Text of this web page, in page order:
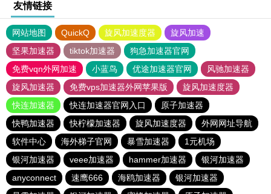
友情链接
网站地图 QuickQ 旋风加速度器
旋风加速
坚果加速器
tiktok加速器
狗急加速器官网
免费vqn外网加速
小蓝鸟 优途加速器官网
风驰加速器
旋风加速器
免费vps加速器外网苹果版
旋风加速度器
快连加速器
快连加速器官网入口
原子加速器
快鸭加速器
快柠檬加速器 旋风加速度器
外网网址导航
软件中心
海外梯子官网 暴雪加速器
1元机场
银河加速器
veee加速器 hammer加速器
银河加速器
anyconnect
速鹰666 海鸥加速器
银河加速器